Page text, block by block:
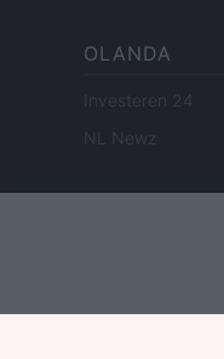
OLANDA
Investeren 24
NL Newz